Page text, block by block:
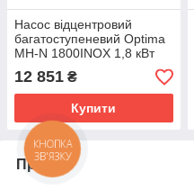
Насос відцентровий
багатоступеневий Optima
MH-N 1800INOX 1,8 кВт
нерж. колеса
12 851 ₴
Купити
Про нас
КНОПКА
ЗВ'ЯЗКУ